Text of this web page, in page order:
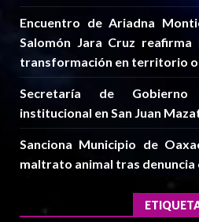
Encuentro de Ariadna
Salomón Jara Cruz
transformación en territorio
Secretaría de Gobierno
institucional en San Juan
Sanciona Municipio de
maltrato animal tras denuncia